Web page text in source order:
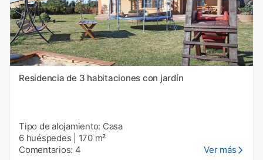
Residencia de 3 habitaciones con jardín
Tipo de alojamiento: Casa
6 huéspedes
170 m²
Comentarios: 4
Ver más